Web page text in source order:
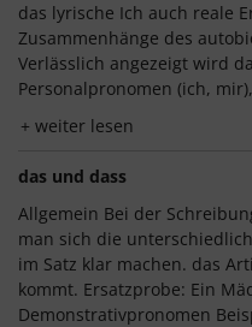
das lyrische Ich auch reale
Zusammenhänge des
Verlässlich angezeigt wird
Personalpronomen (ich,
weiter lesen
das und dass
Allgemein Bei der
man sich die
im Satz klar­ machen. das
kommt. Ersatzprobe: Ein
Demonstrativpronomen